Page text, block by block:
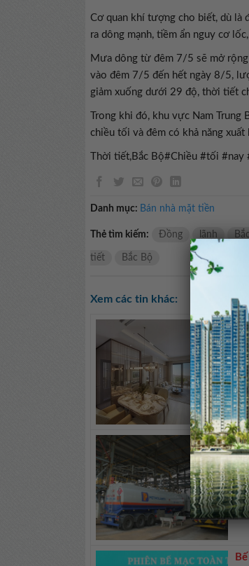
Cơ quan khí tượng cho biết, dù là
ra dông mạnh, tiềm ẩn nguy cơ
Mưa dông từ đêm 7/5 sẽ mở rộng
vào đêm 7/5 đến hết ngày 8/5,
giảm xuống dưới 29 độ, thời tiết
Trong khi đó, khu vực Nam
chiều tối và đêm có khả năng
Thời tiết,Bắc Bộ#Chiều #tối
Danh mục: Bán nhà mặt tiền
Thẻ tìm kiếm: Đồng lãnh Bắc
tiết Bắc Bộ
Xem các tin khác:
tối
<<
<<